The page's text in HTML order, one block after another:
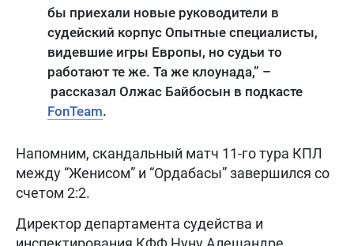
бы приехали новые руководители в
судейский корпус Опытные специалисты,
видевшие игры Европы, но судьи то
работают те же. Та же клоунада,” –
рассказал Олжас Байбосын в подкасте
FonTeam.
Напомним, скандальный матч 11-го тура КПЛ
между “Женисом” и “Ордабасы” завершился со
счетом 2:2.
Директор департамента судейства и